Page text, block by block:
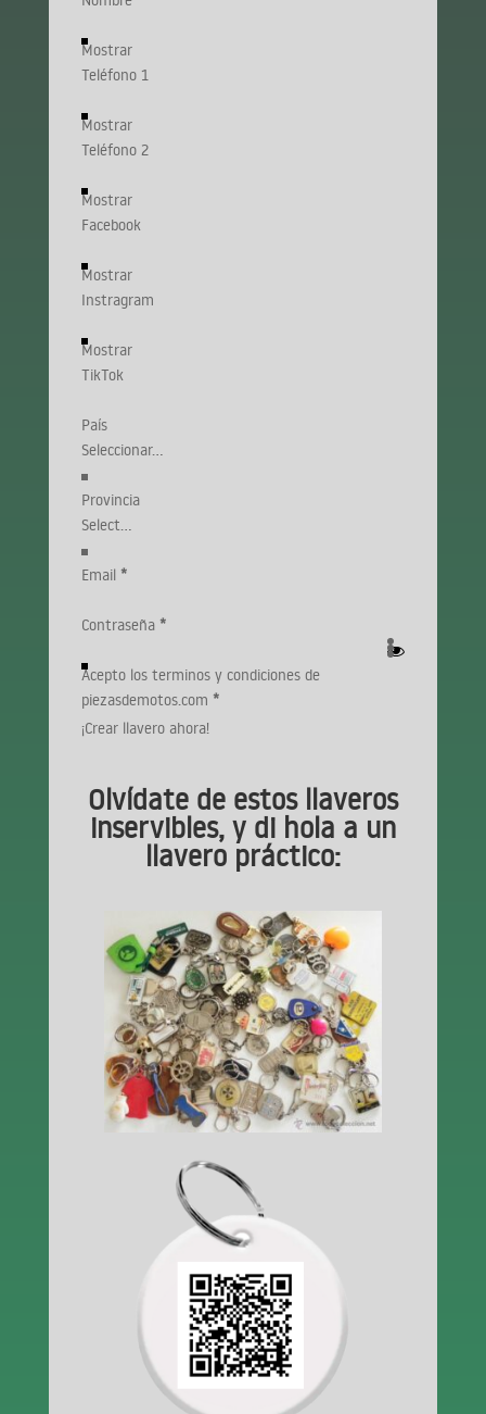
Mostrar
Teléfono 1
Mostrar
Teléfono 2
Mostrar
Facebook
Mostrar
Instragram
Mostrar
TikTok
País
Provincia
Email *
Contraseña *
Acepto los terminos y condiciones de
piezasdemotos.com *
¡Crear llavero ahora!
Olvídate de estos llaveros
inservibles, y di hola a un
llavero práctico: